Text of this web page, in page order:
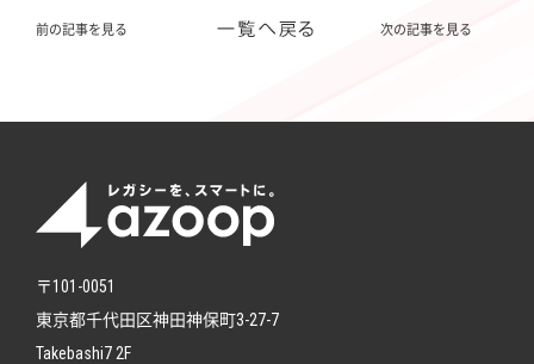
前の記事を見る 次の記事を見る
〒101-0051
東京都千代田区神田神保町3-27-7
Takebashi7 2F